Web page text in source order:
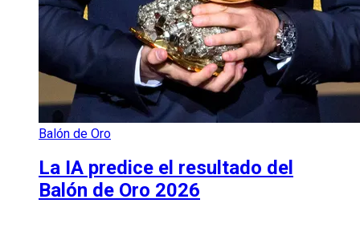
Balón de Oro
La IA predice el resultado del
Balón de Oro 2026